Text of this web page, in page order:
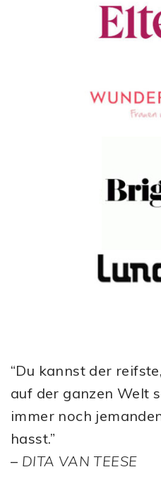
“Du kannst der
auf der ganzen Welt
immer noch
hasst.”
– DITA VAN TEESE